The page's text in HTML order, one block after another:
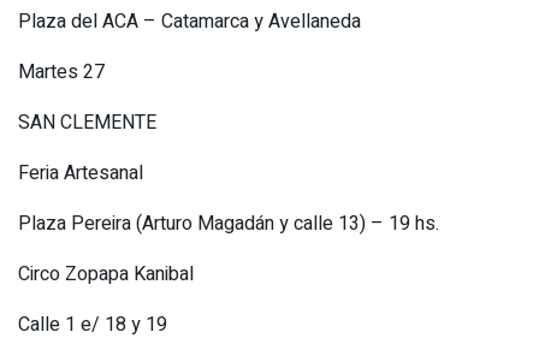
Plaza del ACA – Catamarca y Avellaneda
Martes 27
SAN CLEMENTE
Feria Artesanal
Plaza Pereira (Arturo Magadán y calle 13) – 19 hs.
Circo Zopapa Kanibal
Calle 1 e/ 18 y 19